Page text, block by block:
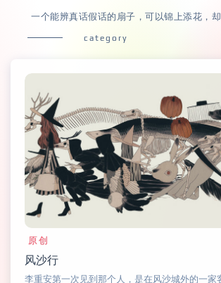
一个能辨真话假话的扇子，可以锦上添花，却
category
原创
风沙行
李重安第一次见到那个人，是在风沙城外的一家